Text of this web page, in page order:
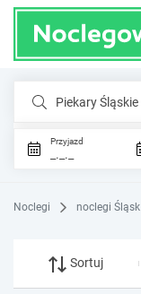
Piekary Śląskie
Przyjazd
_._._
Noclegi noclegi Śląsk
Sortuj